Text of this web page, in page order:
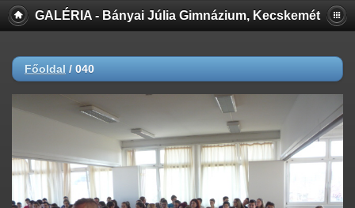
GALÉRIA - Bányai Júlia Gimnázium, Kecskemét
Főoldal / 040